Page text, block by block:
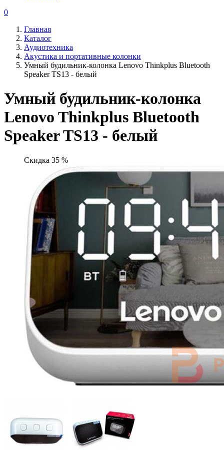
0
Главная
Каталог
Аудиотехника
Акустика и портативные колонки
Умный будильник-колонка Lenovo Thinkplus Bluetooth
Speaker TS13 - белый
Умный будильник-колонка
Lenovo Thinkplus Bluetooth
Speaker TS13 - белый
Скидка 35 %